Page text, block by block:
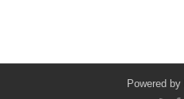
Powered by